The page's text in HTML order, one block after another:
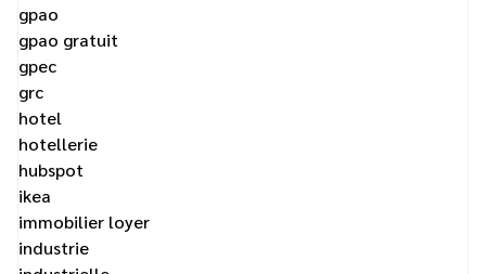
gpao
gpao gratuit
gpec
grc
hotel
hotellerie
hubspot
ikea
immobilier loyer
industrie